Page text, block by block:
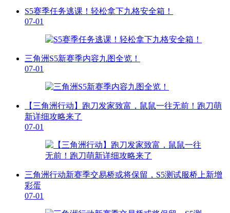
S5赛季任务逃课！轻松拿下九格安全箱！
07-01
三角洲S5新赛季内容九图全览！
07-01
【三角洲行动】跑刀发家致富，鼠鼠一往无前！跑刀萌
新详细攻略来了
07-01
三角洲行动新赛季交易桥或将保留，S5测试服桥上新增
彩蛋
07-01